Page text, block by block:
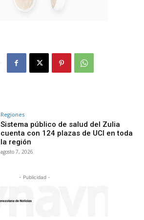
Regiones
Sistema público de salud del Zulia
cuenta con 124 plazas de UCI en toda
la región
agosto 7, 2026
- Publicidad -